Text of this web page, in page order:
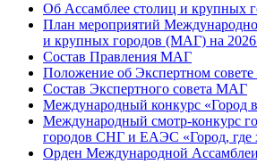
Об Ассамблее столиц и
План мероприятий
и крупных городов (МАГ) на 2026
Состав Правления МАГ
Положение об Экспертном
Состав Экспертного совета МАГ
Международный конкурс «Город
Международный смотр-конкурс
городов СНГ и ЕАЭС «Город, где
Орден Международной